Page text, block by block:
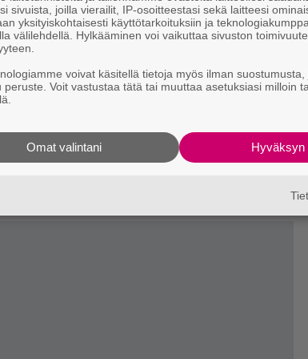
WorldTrips Travel Insurance
ainakin sitä, ettei juo hanavettä Keski- tai
myöskään suuressa osassa Aasiaa. Sivuston
vain Japanissa, Singaporessa, Etelä-
Bruneissa ja Israelissa.
ja Uudessa-Seelannissa vettä voi juoda
vesi ei välttämättä ole automaattisesti
niin erilaista, että turisti voi saada siitä
vettä.
sivuista, joilla vierailit, IP-osoitteestasi sekä laitteesi
yksityiskohtaisesti käyttötarkoituksiin ja
välilehdellä. Hylkääminen voi vaikuttaa sivuston
voivat käsitellä tietoja myös ilman suostumusta,
peruste. Voit vastustaa tätä tai muuttaa asetuksiasi milloin
Hyväksyn
Omat valintani